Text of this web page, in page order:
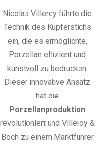
Nicolas Villeroy führte die
Technik des Kupferstichs
ein, die es ermöglichte,
Porzellan effizient und
kunstvoll zu bedrucken.
Dieser innovative Ansatz
hat die
Porzellanproduktion
revolutioniert und Villeroy &
Boch zu einem Marktführer